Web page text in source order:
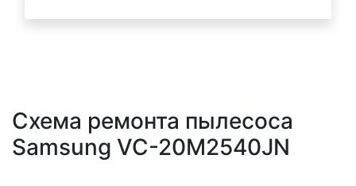
Схема ремонта пылесоса
Samsung VC-20M2540JN